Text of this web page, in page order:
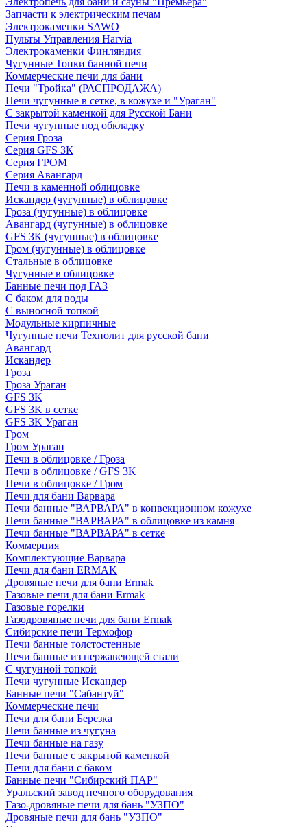
Запчасти к электрическим печам
Электрокаменки SAWO
Пульты Управления Harvia
Электрокаменки Финляндия
Чугунные Топки банной печи
Коммерческие печи для бани
Печи "Тройка" (РАСПРОДАЖА)
Печи чугунные в сетке, в кожухе и "Ураган"
С закрытой каменкой для Русской Бани
Печи чугунные под обкладку
Серия Гроза
Серия GFS ЗК
Серия ГРОМ
Серия Авангард
Печи в каменной облицовке
Искандер (чугунные) в облицовке
Гроза (чугунные) в облицовке
Авангард (чугунные) в облицовке
GFS ЗК (чугунные) в облицовке
Гром (чугунные) в облицовке
Стальные в облицовке
Чугунные в облицовке
Банные печи под ГАЗ
С баком для воды
С выносной топкой
Модульные кирпичные
Чугунные печи Технолит для русской бани
Авангард
Искандер
Гроза
Гроза Ураган
GFS 3K
GFS 3K в сетке
GFS 3K Ураган
Гром
Гром Ураган
Печи в облицовке / Гроза
Печи в облицовке / GFS 3K
Печи в облицовке / Гром
Печи для бани Варвара
Печи банные "ВАРВАРА" в конвекционном кожухе
Печи банные "ВАРВАРА" в облицовке из камня
Печи банные "ВАРВАРА" в сетке
Коммерция
Комплектующие Варвара
Печи для бани ERMAK
Дровяные печи для бани Ermak
Газовые печи для бани Ermak
Газовые горелки
Газодровяные печи для бани Ermak
Сибирские печи Термофор
Печи банные толстостенные
Печи банные из нержавеющей стали
С чугунной топкой
Печи чугунные Искандер
Банные печи "Сабантуй"
Коммерческие печи
Печи для бани Березка
Печи банные из чугуна
Печи банные на газу
Печи банные с закрытой каменкой
Печи для бани с баком
Банные печи "Сибирский ПАР"
Уральский завод печного оборудования
Газо-дровяные печи для бань "УЗПО"
Дровяные печи для бань "УЗПО"